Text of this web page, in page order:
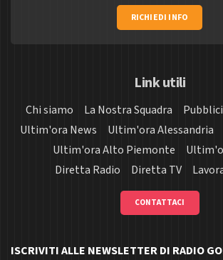
RICHIEDI INFO
Link utili
Chi siamo La Nostra Squadra
Ultim'ora News
Ultim'ora Alessandria
Ultim'ora Alto Piemonte
Diretta Radio
Diretta TV
CONTATTACI
ISCRIVITI ALLE NEWSLETTER DI RADIO